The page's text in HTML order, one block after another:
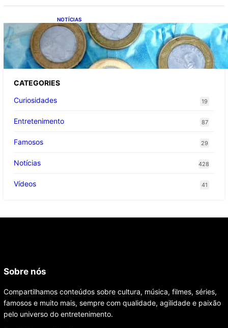
NOTÍCIAS
Brasileiro termina o mês com cada vez
menos dinheiro livre no bolso; veja o que
está pesando
CATEGORIES
Curiosidades
19
Entretenimento 87
Famosos 29
Notícias 428
Vídeos 41
Sobre nós
Compartilhamos conteúdos sobre cultura, música, filmes, séries,
famosos e muito mais, sempre com qualidade, agilidade e paixão
pelo universo do entretenimento.